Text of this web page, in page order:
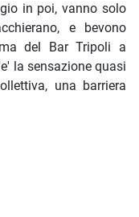
in poi, vanno solo
e bevono
del Bar Tripoli a
la sensazione quasi
una barriera